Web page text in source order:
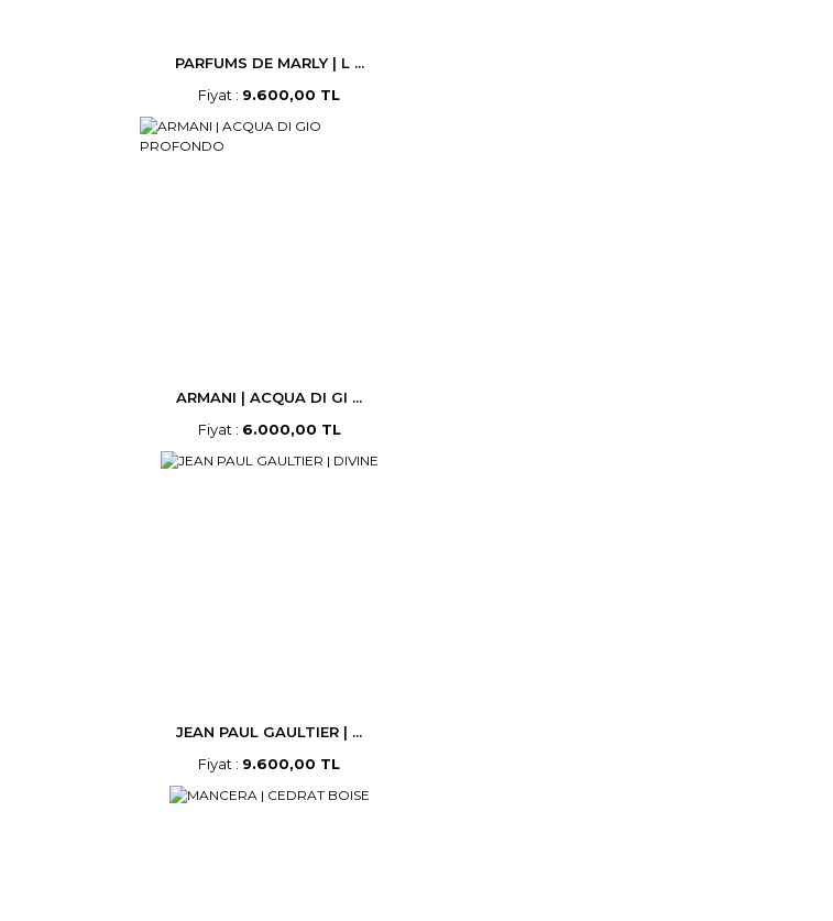
PARFUMS DE MARLY | L ...
Fiyat : 9.600,00 TL
ARMANI | ACQUA DI GI ...
Fiyat : 6.000,00 TL
JEAN PAUL GAULTIER | ...
Fiyat : 9.600,00 TL